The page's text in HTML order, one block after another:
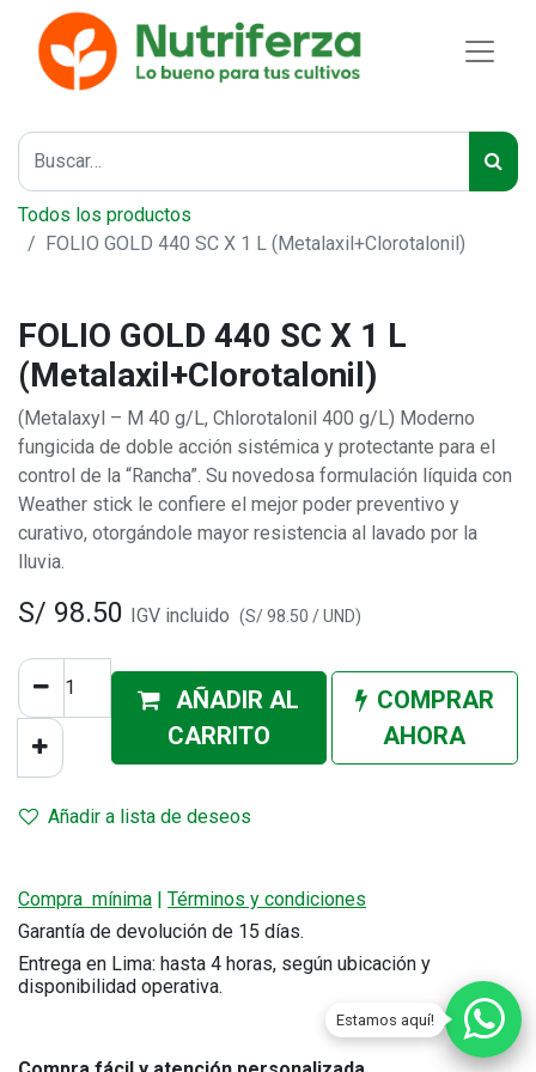
Estamos aquí!
Todos los productos
FOLIO GOLD 440 SC X 1 L (Metalaxil+Clorotalonil)
FOLIO GOLD 440 SC X 1 L
(Metalaxil+Clorotalonil)
(Metalaxyl – M 40 g/L, Chlorotalonil 400 g/L) Moderno
fungicida de doble acción sistémica y protectante para el
control de la “Rancha”. Su novedosa formulación líquida con
Weather stick le confiere el mejor poder preventivo y
curativo, otorgándole mayor resistencia al lavado por la
lluvia.
S/ 98.50 IGV incluido (S/98.50 /UND)
AÑADIR AL
CARRITO
COMPRAR
AHORA
Añadir a lista de deseos
Compra mínima | Términos y condiciones
Garantía de devolución de 15 días.
Entrega en Lima: hasta 4 horas, según ubicación y
disponibilidad operativa.